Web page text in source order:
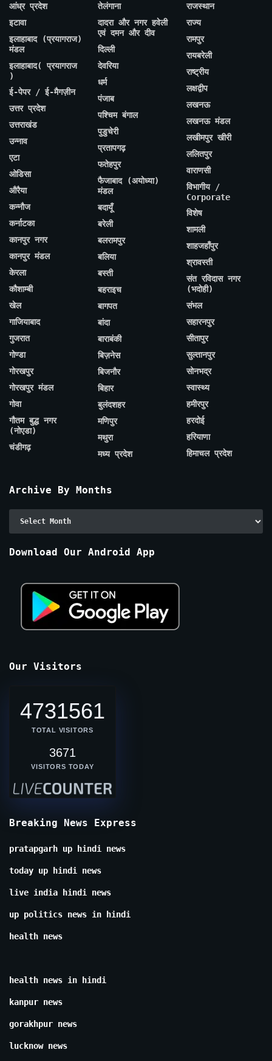
आंध्र प्रदेश
इटावा
इलाहाबाद (प्रयागराज)
मंडल
इलाहाबाद( प्रयागराज
)
ई-पेपर / ई-मैगज़ीन
उत्तर प्रदेश
उत्तराखंड
उन्नाव
एटा
ओडिसा
औरैया
कन्नौज
कर्नाटका
कानपुर नगर
कानपुर मंडल
केरला
कौशाम्बी
खेल
गाजियाबाद
गुजरात
गोण्डा
गोरखपुर
गोरखपुर मंडल
गोवा
गौतम बुद्ध नगर
(नोएडा)
चंडीगढ़
तेलंगाना
दादरा और नगर हवेली
एवं दमन और दीव
दिल्ली
देवरिया
धर्म
पंजाब
पश्चिम बंगाल
पुडुचेरी
प्रतापगढ़
फतेहपुर
फैजाबाद (अयोध्या)
मंडल
बदायूँ
बरेली
बलरामपुर
बलिया
बस्ती
बहराइच
बागपत
बांदा
बाराबंकी
बिज़नेस
बिजनौर
बिहार
बुलंदशहर
मणिपुर
मथुरा
मध्य प्रदेश
राजस्थान
राज्य
रामपुर
रायबरेली
राष्ट्रीय
लक्षद्वीप
लखनऊ
लखनऊ मंडल
लखीमपुर खीरी
ललितपुर
वाराणसी
विभागीय /
Corporate
विशेष
शामली
शाहजहाँपुर
श्रावस्ती
संत रविदास नगर
(भदोही)
संभल
सहारनपुर
सीतापुर
सुल्तानपुर
सोनभद्र
स्वास्थ्य
हमीरपुर
हरदोई
हरियाणा
हिमाचल प्रदेश
Archive By Months
Download Our Android App
Our Visitors
4731561
TOTAL VISITORS
3671
VISITORS TODAY
Breaking News Express
pratapgarh up hindi news
today up hindi news
live india hindi news
up politics news in hindi
health news
health news in hindi
kanpur news
gorakhpur news
lucknow news